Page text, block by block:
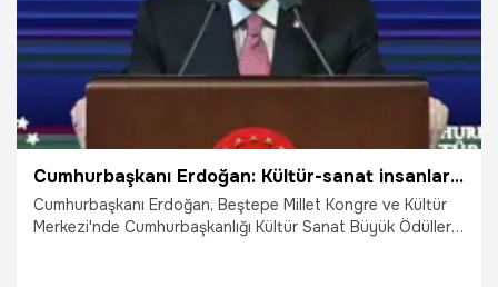
Cumhurbaşkanı Erdoğan: Kültür-sanat insanlarımıza destek olmaya devam edeceğiz
Cumhurbaşkanı Erdoğan, Beştepe Millet Kongre ve Kültür
Merkezi'nde Cumhurbaşkanlığı Kültür Sanat Büyük Ödülleri